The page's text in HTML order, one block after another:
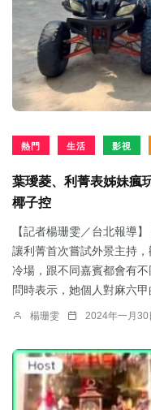
熱門 生活 影視
葉璦菱、利菁表姊妹瘋
椰子控
【記者楊珊雯／台北報導
讓利菁首次嘗試外景主持
冷場，跟不同嘉賓都會有
問時表示，她個人對麻六甲
楊珊雯 2024年一月30